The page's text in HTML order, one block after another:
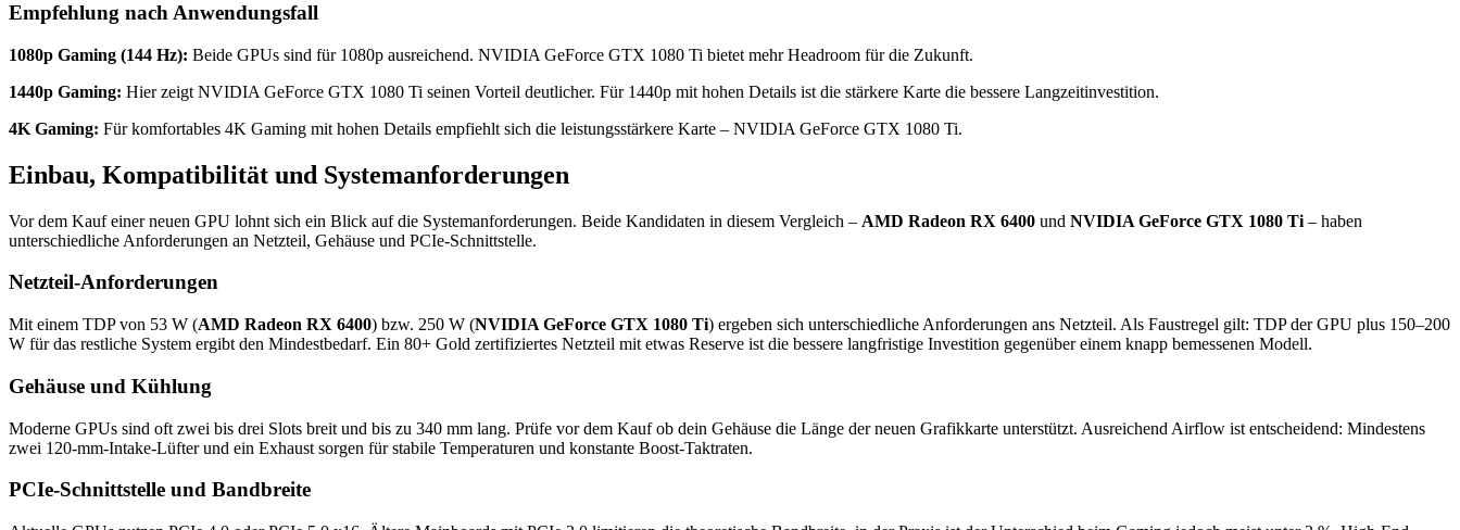
Empfehlung nach Anwendungsfall
1080p Gaming (144 Hz): Beide GPUs sind für 1080p ausreichend. NVIDIA GeForce GTX 1080 Ti bietet mehr Headroom für die Zukunft.
1440p Gaming: Hier zeigt NVIDIA GeForce GTX 1080 Ti seinen Vorteil deutlicher. Für 1440p mit hohen Details ist die stärkere Karte die bessere Langzeitinvestition.
4K Gaming: Für komfortables 4K Gaming mit hohen Details empfiehlt sich die leistungsstärkere Karte – NVIDIA GeForce GTX 1080 Ti.
Einbau, Kompatibilität und Systemanforderungen
Vor dem Kauf einer neuen GPU lohnt sich ein Blick auf die Systemanforderungen. Beide Kandidaten in diesem Vergleich – AMD Radeon RX 6400 und NVIDIA GeForce GTX 1080 Ti – haben
unterschiedliche Anforderungen an Netzteil, Gehäuse und PCIe-Schnittstelle.
Netzteil-Anforderungen
Mit einem TDP von 53 W (AMD Radeon RX 6400) bzw. 250 W (NVIDIA GeForce GTX 1080 Ti) ergeben sich unterschiedliche Anforderungen ans Netzteil. Als Faustregel gilt: TDP der GPU plus 150–200
W für das restliche System ergibt den Mindestbedarf. Ein 80+ Gold zertifiziertes Netzteil mit etwas Reserve ist die bessere langfristige Investition gegenüber einem knapp bemessenen Modell.
Gehäuse und Kühlung
Moderne GPUs sind oft zwei bis drei Slots breit und bis zu 340 mm lang. Prüfe vor dem Kauf ob dein Gehäuse die Länge der neuen Grafikkarte unterstützt. Ausreichend Airflow ist entscheidend: Mindestens
zwei 120-mm-Intake-Lüfter und ein Exhaust sorgen für stabile Temperaturen und konstante Boost-Taktraten.
PCIe-Schnittstelle und Bandbreite